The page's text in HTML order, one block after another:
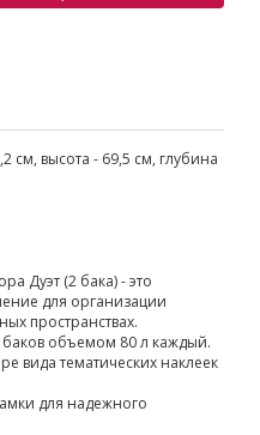
см, высота - 69,5 см, глубина
Дуэт (2 бака) - это
для организации
пространствах.
баков объемом 80 л каждый.
вида тематических наклеек
для надежного